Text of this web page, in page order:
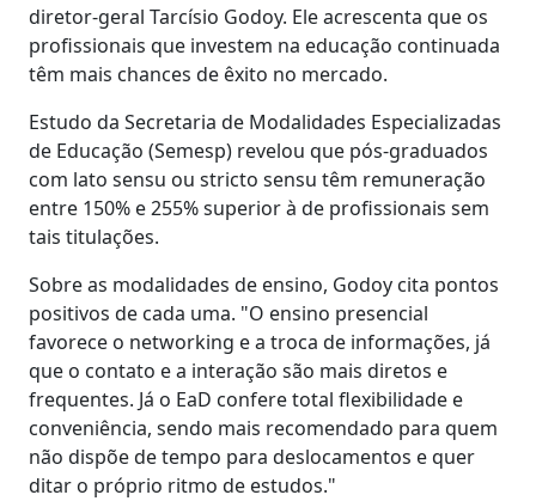
diretor-geral Tarcísio Godoy. Ele acrescenta que os
profissionais que investem na educação continuada
têm mais chances de êxito no mercado.
Estudo da Secretaria de Modalidades Especializadas
de Educação (Semesp) revelou que pós-graduados
com lato sensu ou stricto sensu têm remuneração
entre 150% e 255% superior à de profissionais sem
tais titulações.
Sobre as modalidades de ensino, Godoy cita pontos
positivos de cada uma. "O ensino presencial
favorece o networking e a troca de informações, já
que o contato e a interação são mais diretos e
frequentes. Já o EaD confere total flexibilidade e
conveniência, sendo mais recomendado para quem
não dispõe de tempo para deslocamentos e quer
ditar o próprio ritmo de estudos."